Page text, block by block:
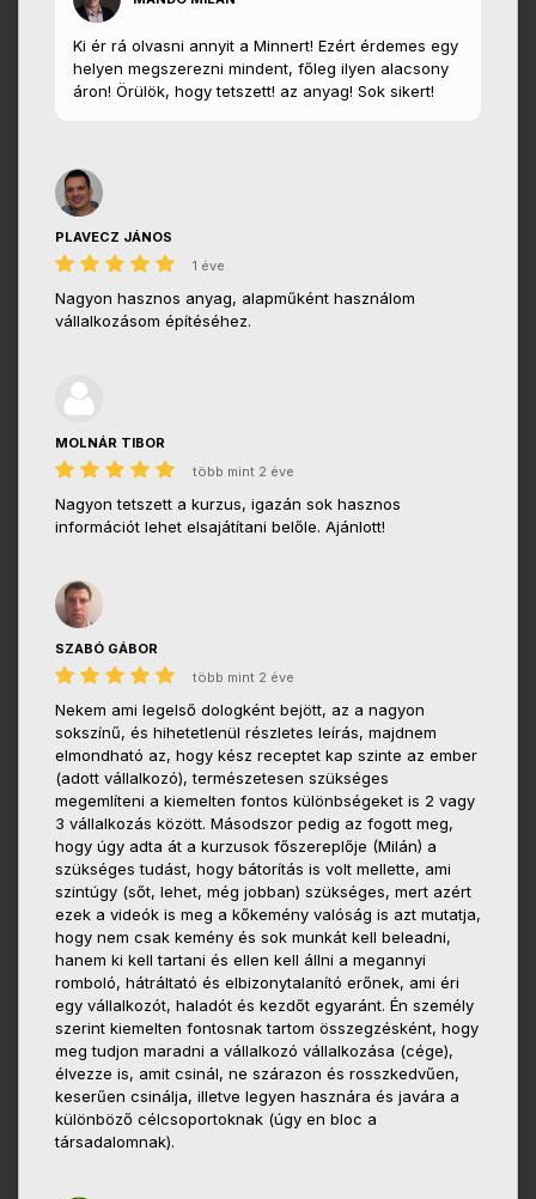
Ki ér rá olvasni annyit a Minnert! Ezért érdemes egy
helyen megszerezni mindent, főleg ilyen alacsony
áron! Örülök, hogy tetszett! az anyag! Sok sikert!
PLAVECZ JÁNOS
1 éve
Nagyon hasznos anyag, alapműként használom
vállalkozásom építéséhez.
MOLNÁR TIBOR
több mint 2 éve
Nagyon tetszett a kurzus, igazán sok hasznos
információt lehet elsajátítani belőle. Ajánlott!
SZABÓ GÁBOR
több mint 2 éve
Nekem ami legelső dologként bejött, az a nagyon
sokszínű, és hihetetlenül részletes leírás, majdnem
elmondható az, hogy kész receptet kap szinte az ember
(adott vállalkozó), természetesen szükséges
megemlíteni a kiemelten fontos különbségeket is 2 vagy
3 vállalkozás között. Másodszor pedig az fogott meg,
hogy úgy adta át a kurzusok főszereplője (Milán) a
szükséges tudást, hogy bátorítás is volt mellette, ami
szintúgy (sőt, lehet, még jobban) szükséges, mert azért
ezek a videók is meg a kőkemény valóság is azt mutatja,
hogy nem csak kemény és sok munkát kell beleadni,
hanem ki kell tartani és ellen kell állni a megannyi
romboló, hátráltató és elbizonytalanító erőnek, ami éri
egy vállalkozót, haladót és kezdőt egyaránt. Én személy
szerint kiemelten fontosnak tartom összegzésként, hogy
meg tudjon maradni a vállalkozó vállalkozása (cége),
élvezze is, amit csinál, ne szárazon és rosszkedvűen,
keserűen csinálja, illetve legyen hasznára és javára a
különböző célcsoportoknak (úgy en bloc a
társadalomnak).